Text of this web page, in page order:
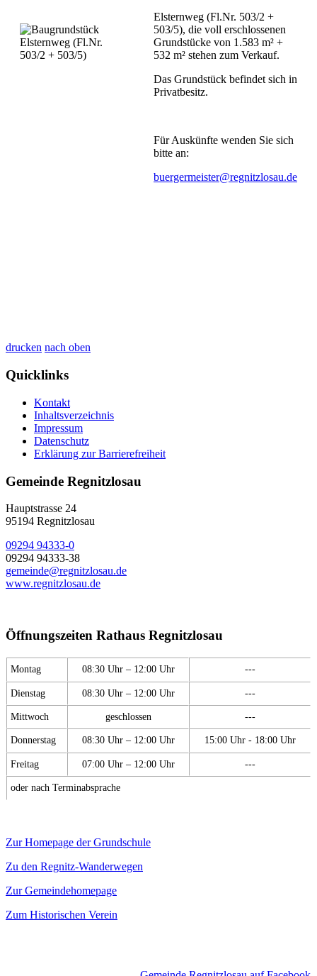
Elsternweg (Fl.Nr. 503/2 +
503/5), die voll erschlossenen
Grundstücke von 1.583 m² +
532 m² stehen zum Verkauf.
Das Grundstück befindet sich in
Privatbesitz.
Für Auskünfte wenden Sie sich
bitte an:
buergermeister@regnitzlosau.de
drucken nach oben
Quicklinks
Kontakt
Inhaltsverzeichnis
Impressum
Datenschutz
Erklärung zur Barrierefreiheit
Gemeinde Regnitzlosau
Hauptstrasse 24
95194 Regnitzlosau
09294 94333-0
09294 94333-38
gemeinde@regnitzlosau.de
www.regnitzlosau.de
Öffnungszeiten Rathaus Regnitzlosau
Montag 08:30 Uhr – 12:00 Uhr ---
Dienstag 08:30 Uhr – 12:00 Uhr ---
Mittwoch geschlossen ---
Donnerstag 08:30 Uhr – 12:00 Uhr 15:00 Uhr - 18:00 Uhr
Freitag 07:00 Uhr – 12:00 Uhr ---
oder nach Terminabsprache
Zur Homepage der Grundschule
Zu den Regnitz-Wanderwegen
Zur Gemeindehomepage
Zum Historischen Verein